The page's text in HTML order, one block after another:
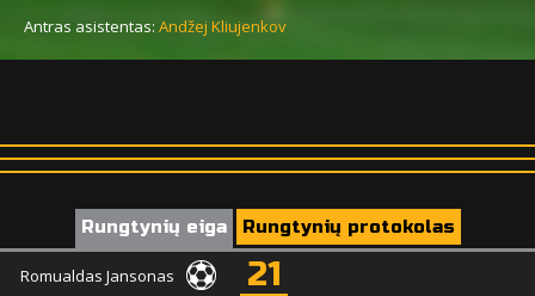
Antras asistentas: Andžej Kliujenkov
Rungtynių eiga Rungtynių protokolas
Romualdas Jansonas 21